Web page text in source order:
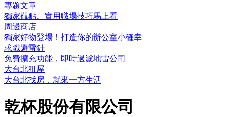
專題文章
獨家觀點、實用職場技巧馬上看
周邊商店
獨家好物登場！打造你的辦公室小確幸
求職避雷針
免費擴充功能，即時過濾地雷公司
大台北租屋
大台北找房，就來一方生活
乾杯股份有限公司